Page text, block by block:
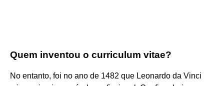
Quem inventou o curriculum vitae?
No entanto, foi no ano de 1482 que Leonardo da Vinci